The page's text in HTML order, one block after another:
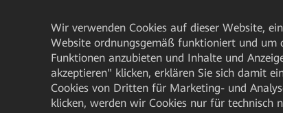
Wir verwenden Cookies auf dieser Website,
Website ordnungsgemäß funktioniert und um
Funktionen anzubieten und Inhalte und
akzeptieren" klicken, erklären Sie sich damit
Cookies von Dritten für Marketing- und
klicken, werden wir Cookies nur für technisch